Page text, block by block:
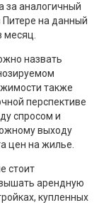
за аналогичный
на данный
месяц.
назвать
также
перспективе
спросом и
выходу
цен на жилье.
стоит
арендную
купленных